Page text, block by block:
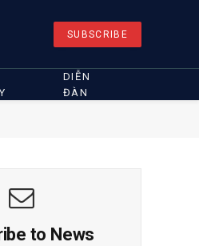
SUBSCRIBE
DIỄN
ĐÀN
to News